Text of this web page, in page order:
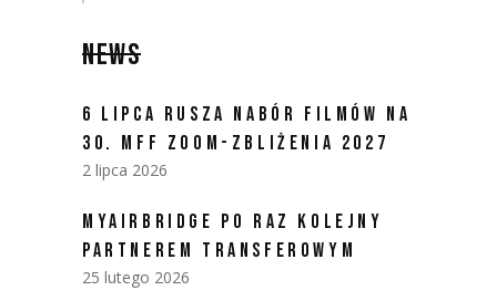
NEWS
6 LIPCA RUSZA NABÓR FILMÓW NA
30. MFF ZOOM-ZBLIŻENIA 2027
2 lipca 2026
MYAIRBRIDGE PO RAZ KOLEJNY
PARTNEREM TRANSFEROWYM
25 lutego 2026